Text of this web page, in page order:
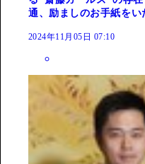
通、励ましのお手紙をい
2024年11月05日 07:10